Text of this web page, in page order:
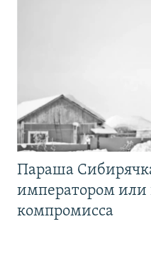
Параша
императором или
компромисса